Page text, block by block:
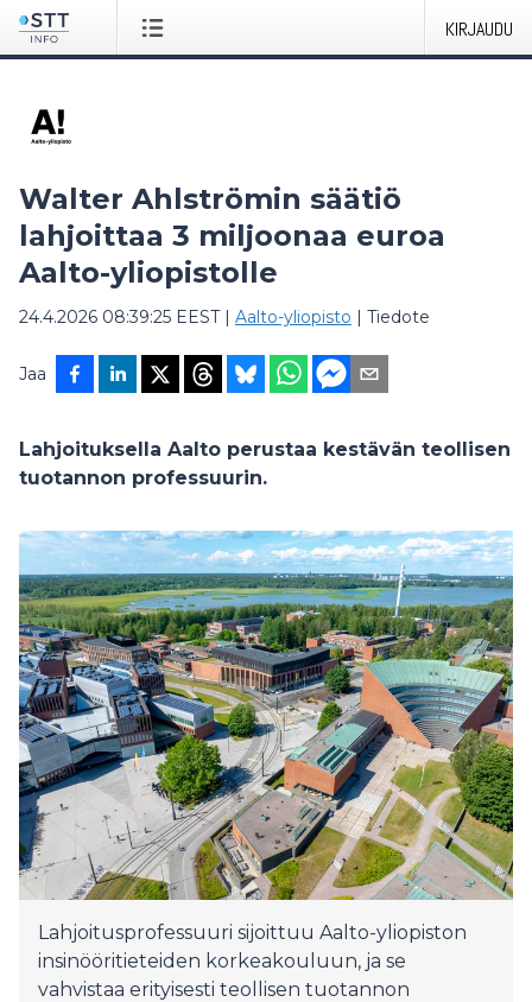
KIRJAUDU
Walter Ahlströmin säätiö
lahjoittaa 3 miljoonaa euroa
Aalto-yliopistolle
24.4.2026 08:39:25 EEST| Aalto-yliopisto | Tiedote
Jaa
Lahjoituksella Aalto perustaa kestävän teollisen
tuotannon professuurin.
Lahjoitusprofessuuri sijoittuu Aalto-yliopiston
insinööritieteiden korkeakouluun, ja se
vahvistaa erityisesti teollisen tuotannon